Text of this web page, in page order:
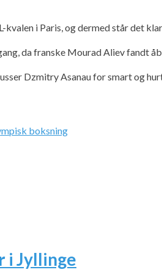
i Paris, og dermed står det
da franske Mourad Aliev fandt
Dzmitry Asanau for smart og
boksning
i Jyllinge